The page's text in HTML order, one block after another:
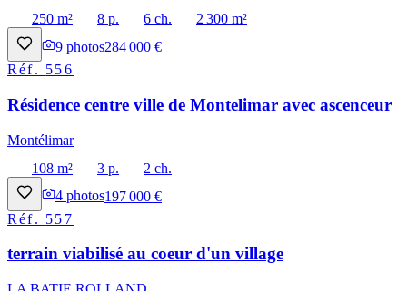
250 m²
8 p. 6 ch.
2 300 m²
9 photos284 000 €
Réf. 556
Résidence centre ville de Montelimar avec ascenceur
Montélimar
108 m²
3 p.
2 ch.
4 photos197 000 €
Réf. 557
terrain viabilisé au coeur d'un village